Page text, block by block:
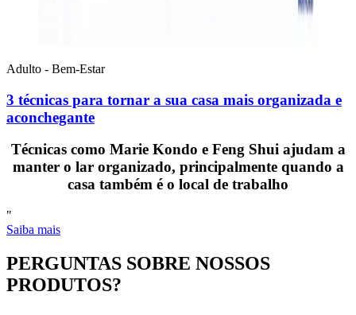
Adulto - Bem-Estar
3 técnicas para tornar a sua casa mais organizada e
aconchegante
Técnicas como Marie Kondo e Feng Shui ajudam a
manter o lar organizado, principalmente quando a
casa também é o local de trabalho
"
Saiba mais
PERGUNTAS SOBRE NOSSOS
PRODUTOS?